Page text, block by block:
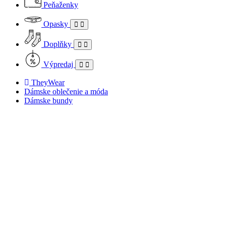
Peňaženky
Opasky
Doplňky
Výpredaj
TheyWear
Dámske oblečenie a móda
Dámske bundy